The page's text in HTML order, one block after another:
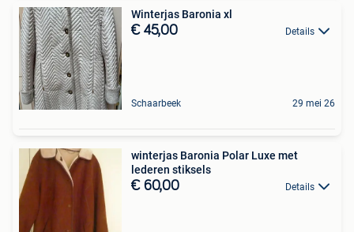
Winterjas Baronia xl
€ 45,00 Details
Schaarbeek 29 mei 26
winterjas Baronia Polar Luxe met
lederen stiksels
€ 60,00 Details